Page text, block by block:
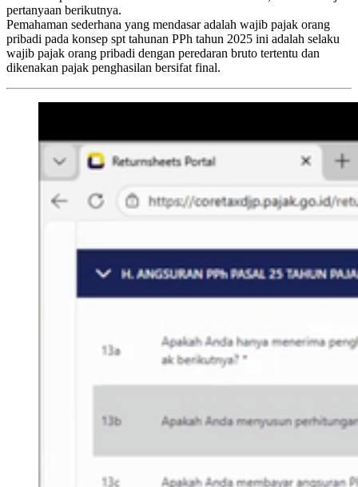
pertanyaan berikutnya.
Pemahaman sederhana yang mendasar adalah wajib pajak orang
pribadi pada konsep spt tahunan PPh tahun 2025 ini adalah selaku
wajib pajak orang pribadi dengan peredaran bruto tertentu dan
dikenakan pajak penghasilan bersifat final.